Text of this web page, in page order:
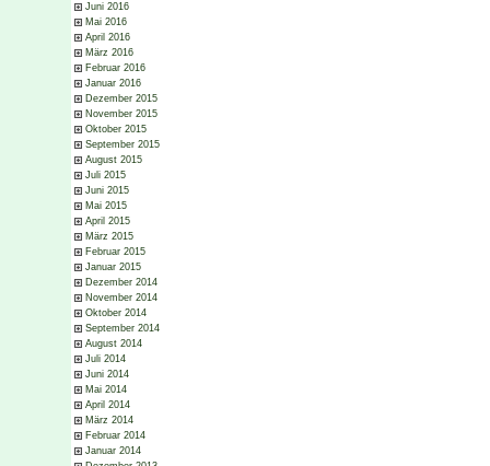
Juni 2016
Mai 2016
April 2016
März 2016
Februar 2016
Januar 2016
Dezember 2015
November 2015
Oktober 2015
September 2015
August 2015
Juli 2015
Juni 2015
Mai 2015
April 2015
März 2015
Februar 2015
Januar 2015
Dezember 2014
November 2014
Oktober 2014
September 2014
August 2014
Juli 2014
Juni 2014
Mai 2014
April 2014
März 2014
Februar 2014
Januar 2014